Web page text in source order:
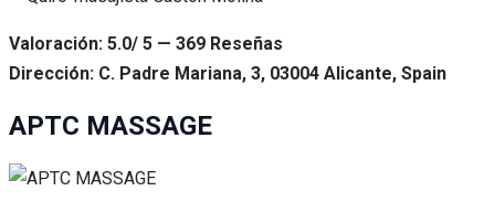
Valoración: 5.0/ 5 — 369 Reseñas
Dirección: C. Padre Mariana, 3, 03004 Alicante, Spain
APTC MASSAGE